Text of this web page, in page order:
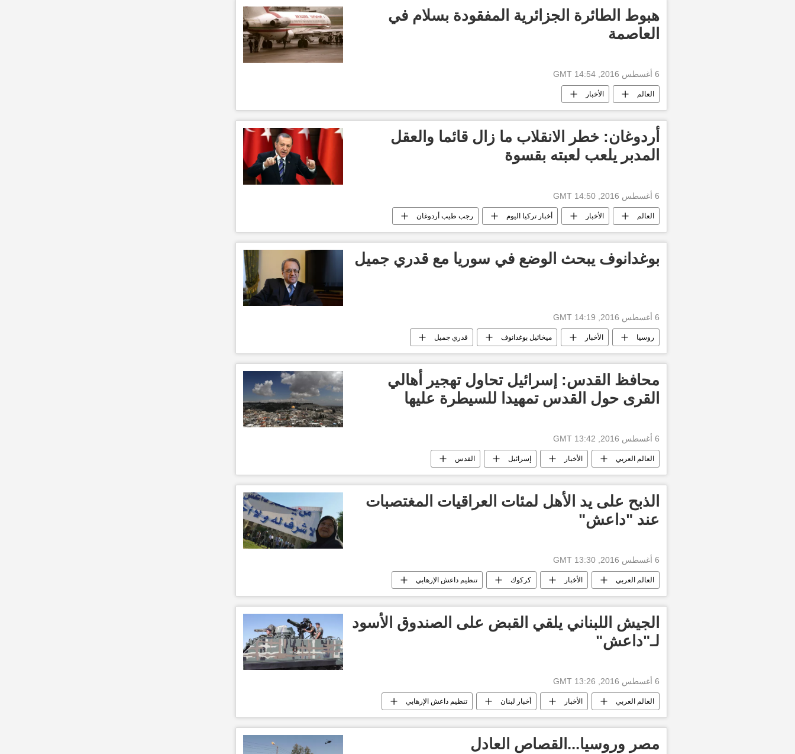
هبوط الطائرة الجزائرية المفقودة بسلام في
العاصمة
6 أغسطس 2016, 14:54 GMT
العالم الأخبار
أردوغان: خطر الانقلاب ما زال قائما والعقل
المدبر يلعب لعبته بقسوة
6 أغسطس 2016, 14:50 GMT
العالم الأخبار أخبار تركيا اليوم رجب طيب أردوغان
بوغدانوف يبحث الوضع في سوريا مع قدري جميل
6 أغسطس 2016, 14:19 GMT
روسيا الأخبار ميخائيل بوغدانوف قدري جميل
محافظ القدس: إسرائيل تحاول تهجير أهالي
القرى حول القدس تمهيدا للسيطرة عليها
6 أغسطس 2016, 13:42 GMT
العالم العربي الأخبار إسرائيل القدس
الذبح على يد الأهل لمئات العراقيات المغتصبات
عند "داعش"
6 أغسطس 2016, 13:30 GMT
العالم العربي الأخبار كركوك تنظيم داعش الإرهابي
الجيش اللبناني يلقي القبض على الصندوق الأسود
لـ"داعش"
6 أغسطس 2016, 13:26 GMT
العالم العربي الأخبار أخبار لبنان تنظيم داعش الإرهابي
مصر وروسيا...القصاص العادل